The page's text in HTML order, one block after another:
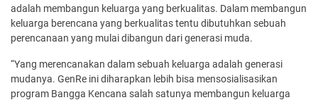
adalah membangun keluarga yang berkualitas. Dalam membangun
keluarga berencana yang berkualitas tentu dibutuhkan sebuah
perencanaan yang mulai dibangun dari generasi muda.
“Yang merencanakan dalam sebuah keluarga adalah generasi
mudanya. GenRe ini diharapkan lebih bisa mensosialisasikan
program Bangga Kencana salah satunya membangun keluarga